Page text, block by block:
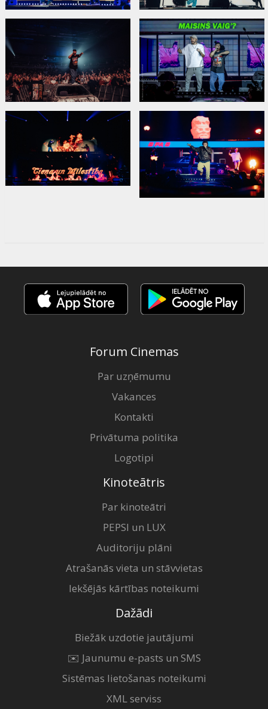
Forum Cinemas
Par uzņēmumu
Vakances
Kontakti
Privātuma politika
Logotipi
Kinoteātris
Par kinoteātri
PEPSI un LUX
Auditoriju plāni
Atrašanās vieta un stāvvietas
Iekšējās kārtības noteikumi
Dažādi
Biežāk uzdotie jautājumi
✉️ Jaunumu e-pasts un SMS
Sistēmas lietošanas noteikumi
XML serviss